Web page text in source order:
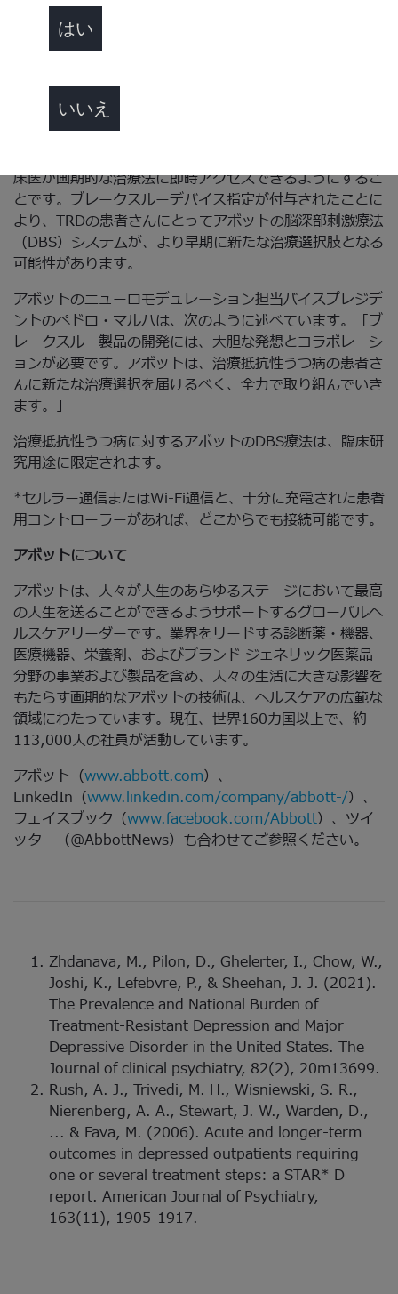
ブレークスルーデバイス指定を受けるには、アンメットニ
的に病気が進行していく人々の生活を改善する可能性があ
ることを示す必要があります。本プログラムの目的は、市
販前承認の規制基準を満たしつつ、画期的な治療法の開
床医が画期的な治療法に即時アクセスできるようにするこ
とです。ブレークスルーデバイス指定が付与されたことに
より、TRDの患者さんにとってアボットの脳深部刺激療法
（DBS）システムが、より早期に新たな治療選択肢となる
可能性があります。
アボットのニューロモデュレーション担当バイスプレジデ
ントのペドロ・マルハは、次のように述べています。「ブ
レークスルー製品の開発には、大胆な発想とコラボレーシ
ョンが必要です。アボットは、治療抵抗性うつ病の患者さ
んに新たな治療選択を届けるべく、全力で取り組んでいき
ます。」
治療抵抗性うつ病に対するアボットのDBS療法は、臨床研
究用途に限定されます。
*セルラー通信またはWi-Fi通信と、十分に充電された患者
用コントローラーがあれば、どこからでも接続可能です。
アボットについて
アボットは、人々が人生のあらゆるステージにおいて最高
の人生を送ることができるようサポートするグローバルヘ
ルスケアリーダーです。業界をリードする診断薬・機器、
医療機器、栄養剤、およびブランド ジェネリック医薬品
分野の事業および製品を含め、人々の生活に大きな影響を
もたらす画期的なアボットの技術は、ヘルスケアの広範な
領域にわたっています。現在、世界160カ国以上で、約
113,000人の社員が活動しています。
アボット（www.abbott.com）、
LinkedIn（www.linkedin.com/company/abbott-/）、
フェイスブック（www.facebook.com/Abbott）、ツイ
ッター（@AbbottNews）も合わせてご参照ください。
Zhdanava, M., Pilon, D., Ghelerter, I., Chow, W.,
Joshi, K., Lefebvre, P., & Sheehan, J. J. (2021).
The Prevalence and National Burden of
Treatment-Resistant Depression and Major
Depressive Disorder in the United States. The
Journal of clinical psychiatry, 82(2), 20m13699.
Rush, A. J., Trivedi, M. H., Wisniewski, S. R.,
Nierenberg, A. A., Stewart, J. W., Warden, D.,
... & Fava, M. (2006). Acute and longer-term
outcomes in depressed outpatients requiring
one or several treatment steps: a STAR* D
report. American Journal of Psychiatry,
163(11), 1905-1917.
はい
いいえ